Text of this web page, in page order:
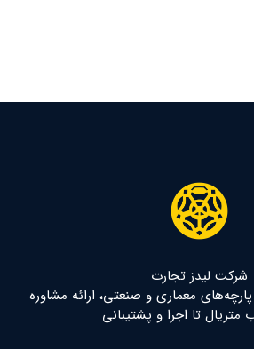
شرکت لیدز تجارت
معماری و صنعتی، ارائه مشاوره
متریال تا اجرا و پشتیبانی